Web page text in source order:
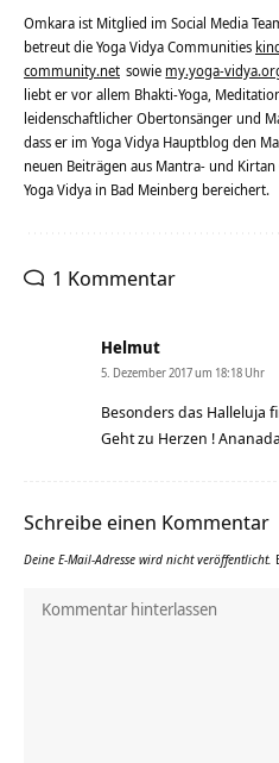
Omkara ist Mitglied im Social Media
betreut die Yoga Vidya Communities
community.net sowie my.yoga-
liebt er vor allem Bhakti-Yoga,
leidenschaftlicher Obertonsänger und
dass er im Yoga Vidya Hauptblog den
neuen Beiträgen aus Mantra- und
Yoga Vidya in Bad Meinberg bereichert.
1 Kommentar
Helmut
5. Dezember 2017 um 18:18 Uhr
Besonders das Halleluja
Geht zu Herzen !
Schreibe einen Kommentar
Deine E-Mail-Adresse wird nicht veröffentlicht.